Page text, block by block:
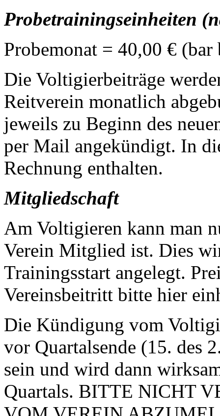
Probetrainingseinheiten
Probemonat = 40,00 €
Die Voltigierbeiträge
Reitverein monatlich
jeweils zu Beginn des
per Mail angekündigt. In
Rechnung enthalten.
Mitgliedschaft
Am Voltigieren kann man
Verein Mitglied ist. Dies
Trainingsstart angelegt.
Vereinsbeitritt bitte hier
Die Kündigung vom
vor Quartalsende (15. des
sein und wird dann
Quartals. BITTE NICHT